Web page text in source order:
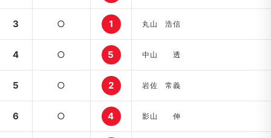
3 ○ 1 丸山 浩信
4 ○ 5 中山 透
5 ○ 2 岩佐 常義
6 ○ 4 影山 伸